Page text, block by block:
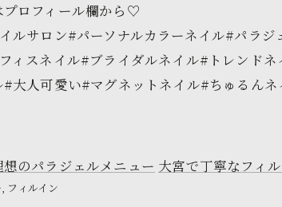
プロフィール欄から♡
ルサロン#パーソナルカラーネイル#パラ
ィスネイル#ブライダルネイル#トレンド
#大人可愛い#マグネットネイル#ちゅるん
のパラジェルメニュー 大宮で丁寧なフィ
フィルイン